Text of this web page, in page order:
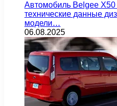
Автомобиль Belgee X50
технические данные
модели…
06.08.2025